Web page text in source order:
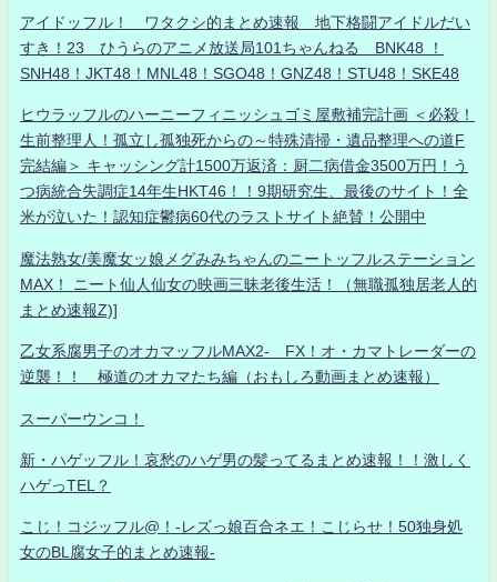
アイドッフル！ ワタクシ的まとめ速報 地下格闘アイドルだい
すき！23 ひうらのアニメ放送局101ちゃんねる BNK48 ！
SNH48！JKT48！MNL48！SGO48！GNZ48！STU48！SKE48
ヒウラッフルのハーニーフィニッシュゴミ屋敷補完計画 ＜必殺！
生前整理人！孤立し孤独死からの～特殊清掃・遺品整理への道F
完結編＞ キャッシング計1500万返済：厨二病借金3500万円！う
つ病統合失調症14年生HKT46！！9期研究生、最後のサイト！全
米が泣いた！認知症鬱病60代のラストサイト絶賛！公開中
魔法熟女/美魔女ッ娘メグみみちゃんのニートッフルステーション
MAX！ ニート仙人仙女の映画三昧老後生活！（無職孤独居老人的
まとめ速報Z)]
乙女系腐男子のオカマッフルMAX2- FX！オ・カマトレーダーの
逆襲！！ 極道のオカマたち編（おもしろ動画まとめ速報）
スーパーウンコ！
新・ハゲッフル！哀愁のハゲ男の髪ってるまとめ速報！！激しく
ハゲっTEL？
こじ！コジッフル@！-レズっ娘百合ネエ！こじらせ！50独身処
女のBL腐女子的まとめ速報-